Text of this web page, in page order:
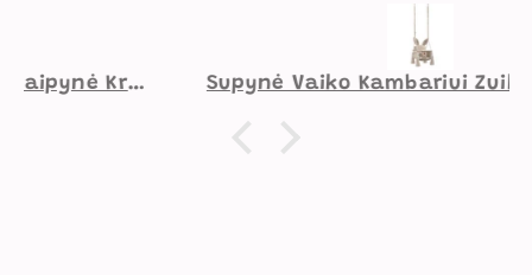
užpakaliui, didesniam viskas
gerai.
Supynė Vaiko Kambariui Zuikutis Smėlio Spalvos